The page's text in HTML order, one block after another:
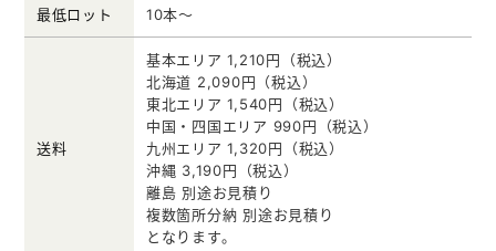
最低ロット 10本～
送料
基本エリア 1,210円（税込）
北海道 2,090円（税込）
東北エリア 1,540円（税込）
中国・四国エリア 990円（税込）
九州エリア 1,320円（税込）
沖縄 3,190円（税込）
離島 別途お見積り
複数箇所分納 別途お見積り
となります。